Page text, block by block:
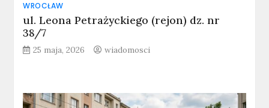
WROCŁAW
ul. Leona Petrażyckiego (rejon) dz. nr
38/7
25 maja, 2026 wiadomosci